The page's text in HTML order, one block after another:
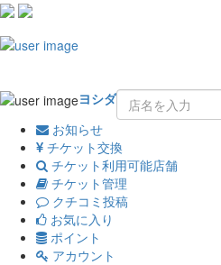
navigation
ヨシダ
お知らせ
チケット交換
チケット利用可能店舗
チケット管理
クチコミ投稿
お気に入り
ポイント
アカウント